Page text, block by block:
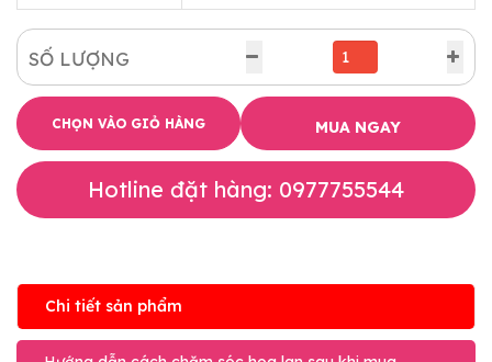
SỐ LƯỢNG
CHỌN VÀO GIỎ HÀNG MUA NGAY
Hotline đặt hàng: 0977755544
Chi tiết sản phẩm